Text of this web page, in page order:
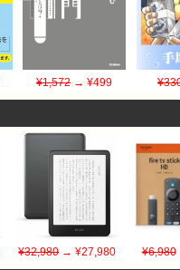
¥1,572 → ¥499
¥32,980→ ¥27,980 ¥6,980